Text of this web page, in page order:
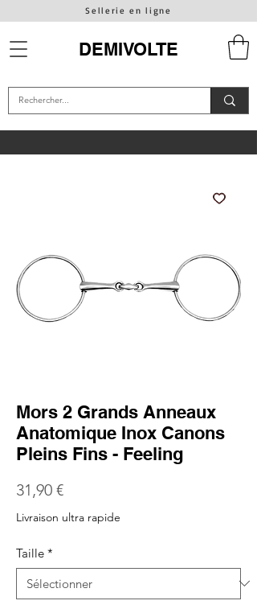
Sellerie en ligne
DEMIVOLTE
Mors 2 Grands Anneaux
Anatomique Inox Canons
Pleins Fins - Feeling
31,90 €Prix
Livraison ultra rapide
Taille *